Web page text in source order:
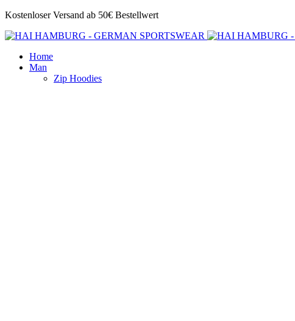
Kostenloser Versand ab 50€ Bestellwert
Home
Man
Zip Hoodies